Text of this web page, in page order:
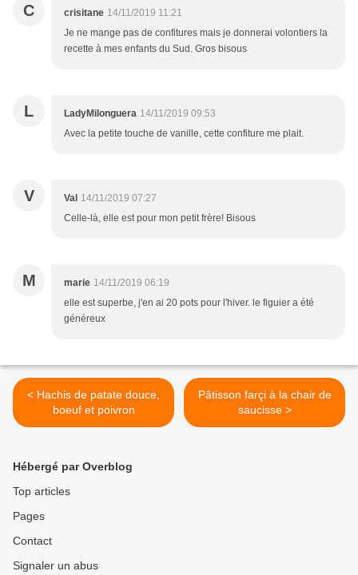
C crisitane 14/11/2019 11:21
Je ne mange pas de confitures mais je donnerai volontiers la
recette à mes enfants du Sud. Gros bisous
L LadyMilonguera 14/11/2019 09:53
Avec la petite touche de vanille, cette confiture me plait.
V Val 14/11/2019 07:27
Celle-là, elle est pour mon petit frère! Bisous
M marie 14/11/2019 06:19
elle est superbe, j'en ai 20 pots pour l'hiver. le figuier a été
généreux
< Hachis de patate douce,
boeuf et poivron
Pâtisson farçi à la chair de
saucisse >
Hébergé par Overblog
Top articles
Pages
Contact
Signaler un abus